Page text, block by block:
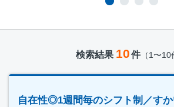
検索結果 10件（1〜10
自在性◎1週間毎のシフト制／す